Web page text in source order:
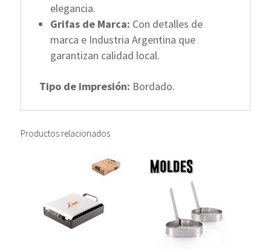
elegancia.
Grifas de Marca: Con detalles de
marca e Industria Argentina que
garantizan calidad local.
Tipo de impresión: Bordado.
Productos relacionados